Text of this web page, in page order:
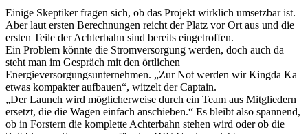
Einige Skeptiker fragen sich, ob das Projekt wirklich umsetzbar ist.
Aber laut ersten Berechnungen reicht der Platz vor Ort aus und die
ersten Teile der Achterbahn sind bereits eingetroffen.
Ein Problem könnte die Stromversorgung werden, doch auch da
steht man im Gespräch mit den örtlichen
Energieversorgungsunternehmen. „Zur Not werden wir Kingda Ka
etwas kompakter aufbauen“, witzelt der Captain.
„Der Launch wird möglicherweise durch ein Team aus Mitgliedern
ersetzt, die die Wagen einfach anschieben.“ Es bleibt also spannend,
ob in Forstern die komplette Achterbahn stehen wird oder ob die